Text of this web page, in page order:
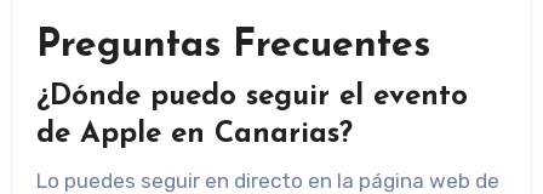
Preguntas Frecuentes
¿Dónde puedo seguir el evento
de Apple en Canarias?
Lo puedes seguir en directo en la página web de